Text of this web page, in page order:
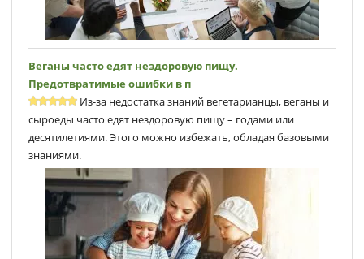
Веганы часто едят нездоровую пищу.
Предотвратимые ошибки в п
Из-за недостатка знаний вегетарианцы, веганы и
сыроеды часто едят нездоровую пищу – годами или
десятилетиями. Этого можно избежать, обладая базовыми
знаниями.